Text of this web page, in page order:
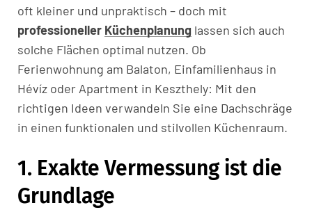
oft kleiner und unpraktisch – doch mit
professioneller Küchenplanung lassen sich auch
solche Flächen optimal nutzen. Ob
Ferienwohnung am Balaton, Einfamilienhaus in
Hévíz oder Apartment in Keszthely: Mit den
richtigen Ideen verwandeln Sie eine Dachschräge
in einen funktionalen und stilvollen Küchenraum.
1. Exakte Vermessung ist die
Grundlage